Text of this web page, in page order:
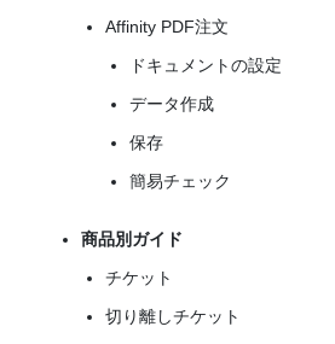
Affinity PDF注文
ドキュメントの設定
データ作成
保存
簡易チェック
商品別ガイド
チケット
切り離しチケット